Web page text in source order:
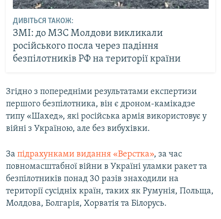
ДИВІТЬСЯ ТАКОЖ:
ЗМІ: до МЗС Молдови викликали
російського посла через падіння
безпілотників РФ на території країни
Згідно з попередніми результатами експертизи
першого безпілотника, він є дроном-камікадзе
типу «Шахед», які російська армія використовує у
війні з Україною, але без вибухівки.
За підрахунками видання «Верстка», за час
повномасштабної війни в Україні уламки ракет та
безпілотників понад 30 разів знаходили на
території сусідніх країн, таких як Румунія, Польща,
Молдова, Болгарія, Хорватія та Білорусь.